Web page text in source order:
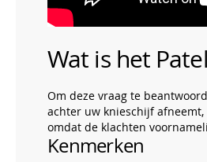
Wat is het
Om deze vraag te
achter uw knieschijf
omdat de klachten
Kenmerken